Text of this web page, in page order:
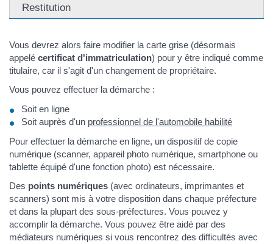
Restitution
Vous devrez alors faire modifier la carte grise (désormais
appelé certificat d'immatriculation) pour y être indiqué comme
titulaire, car il s'agit d'un changement de propriétaire.
Vous pouvez effectuer la démarche :
Soit en ligne
Soit auprès d'un professionnel de l'automobile habilité
Pour effectuer la démarche en ligne, un dispositif de copie
numérique (scanner, appareil photo numérique, smartphone ou
tablette équipé d'une fonction photo) est nécessaire.
Des points numériques (avec ordinateurs, imprimantes et
scanners) sont mis à votre disposition dans chaque préfecture
et dans la plupart des sous-préfectures. Vous pouvez y
accomplir la démarche. Vous pouvez être aidé par des
médiateurs numériques si vous rencontrez des difficultés avec